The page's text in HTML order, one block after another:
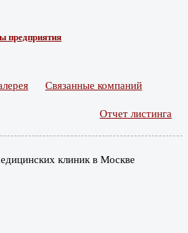
предприятия
Связанные компаний
Отчет листинга
клиник в Москве